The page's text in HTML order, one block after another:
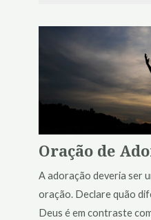
Oração de
A adoração deveria ser
oração. Declare quão
Deus é em contraste